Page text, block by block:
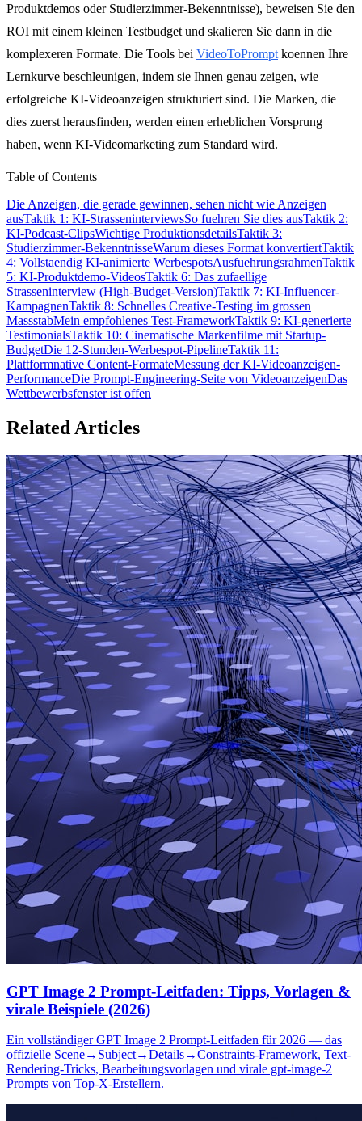
Produktdemos oder Studierzimmer-Bekenntnisse), beweisen Sie den
ROI mit einem kleinen Testbudget und skalieren Sie dann in die
komplexeren Formate. Die Tools bei VideoToPrompt koennen Ihre
Lernkurve beschleunigen, indem sie Ihnen genau zeigen, wie
erfolgreiche KI-Videoanzeigen strukturiert sind. Die Marken, die
dies zuerst herausfinden, werden einen erheblichen Vorsprung
haben, wenn KI-Videomarketing zum Standard wird.
Table of Contents
Die Anzeigen, die gerade gewinnen, sehen nicht wie Anzeigen
ausTaktik 1: KI-StrasseninterviewsSo fuehren Sie dies ausTaktik 2:
KI-Podcast-ClipsWichtige ProduktionsdetailsTaktik 3:
Studierzimmer-BekenntnisseWarum dieses Format konvertiertTaktik
4: Vollstaendig KI-animierte WerbespotsAusfuehrungsrahmenTaktik
5: KI-Produktdemo-VideosTaktik 6: Das zufaellige
Strasseninterview (High-Budget-Version)Taktik 7: KI-Influencer-
KampagnenTaktik 8: Schnelles Creative-Testing im grossen
MassstabMein empfohlenes Test-FrameworkTaktik 9: KI-generierte
TestimonialsTaktik 10: Cinematische Markenfilme mit Startup-
BudgetDie 12-Stunden-Werbespot-PipelineTaktik 11:
Plattformnative Content-FormateMessung der KI-Videoanzeigen-
PerformanceDie Prompt-Engineering-Seite von VideoanzeigenDas
Wettbewerbsfenster ist offen
Related Articles
GPT Image 2 Prompt-Leitfaden: Tipps, Vorlagen &
virale Beispiele (2026)
Ein vollständiger GPT Image 2 Prompt-Leitfaden für 2026 — das
offizielle Scene→Subject→Details→Constraints-Framework, Text-
Rendering-Tricks, Bearbeitungsvorlagen und virale gpt-image-2
Prompts von Top-X-Erstellern.